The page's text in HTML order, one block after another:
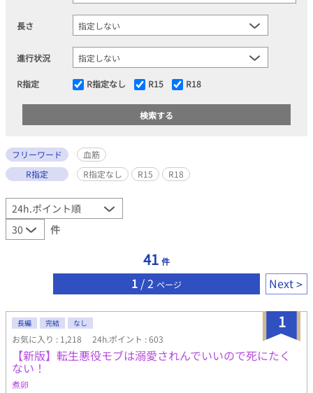
長さ
進行状況
R指定 R指定なし R15 R18
フリーワード
血筋
R指定
R指定なし R15 R18
件
41 件
1 / 2 ページ Next
1
長編 完結 なし
お気に入り : 1,218 24h.ポイント : 603
【新版】転生悪役モブは溺愛されんでいいので死にたく
ない！
煮卵